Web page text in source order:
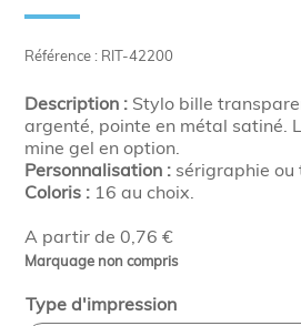
Référence : RIT-42200
A partir de 0,76 €
Marquage non compris
Description : Stylo bille
argenté, pointe en métal satiné.
mine gel en option.
Personnalisation : sérigraphie
Coloris : 16 au choix.
Type d'impression